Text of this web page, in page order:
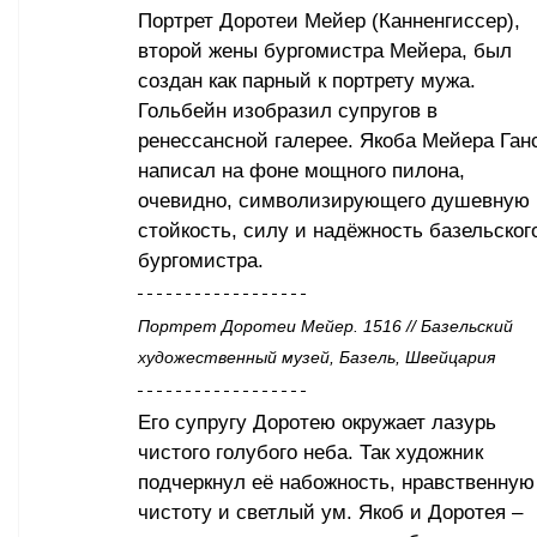
Портрет Доротеи Мейер (Канненгиссер),
второй жены бургомистра Мейера, был
создан как парный к портрету мужа.
Гольбейн изобразил супругов в
ренессансной галерее. Якоба Мейера
написал на фоне мощного пилона,
очевидно, символизирующего душевную
стойкость, силу и надёжность
бургомистра.
Портрет Доротеи Мейер. 1516 // Базельский
художественный музей, Базель, Швейцария
Его супругу Доротею окружает лазурь
чистого голубого неба. Так художник
подчеркнул её набожность, нравственную
чистоту и светлый ум. Якоб и Доротея –